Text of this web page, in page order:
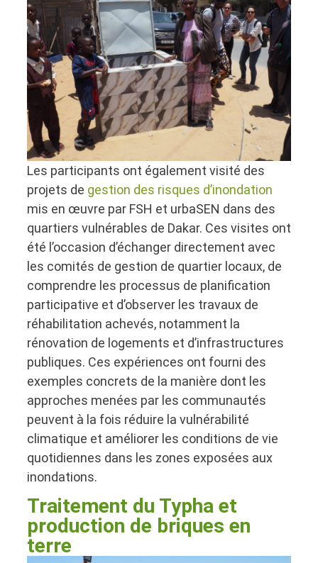
Les participants ont également visité des
projets de gestion des risques d’inondation
mis en œuvre par FSH et urbaSEN dans des
quartiers vulnérables de Dakar. Ces visites ont
été l’occasion d’échanger directement avec
les comités de gestion de quartier locaux, de
comprendre les processus de planification
participative et d’observer les travaux de
réhabilitation achevés, notamment la
rénovation de logements et d’infrastructures
publiques. Ces expériences ont fourni des
exemples concrets de la manière dont les
approches menées par les communautés
peuvent à la fois réduire la vulnérabilité
climatique et améliorer les conditions de vie
quotidiennes dans les zones exposées aux
inondations.
Traitement du Typha et
production de briques en
terre